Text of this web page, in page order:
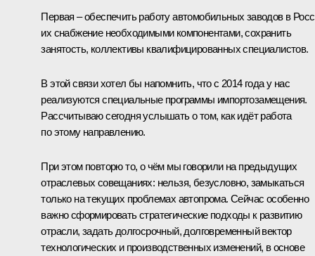
Первая – обеспечить работу автомобильных заводов в
их снабжение необходимыми компонентами, сохранить
занятость, коллективы квалифицированных специалистов.
В этой связи хотел бы напомнить, что с 2014 года у нас
реализуются специальные программы импортозамещения.
Рассчитываю сегодня услышать о том, как идёт работа
по этому направлению.
При этом повторю то, о чём мы говорили на предыдущих
отраслевых совещаниях: нельзя, безусловно, замыкаться
только на текущих проблемах автопрома. Сейчас особенно
важно сформировать стратегические подходы к развитию
отрасли, задать долгосрочный, долговременный вектор
технологических и производственных изменений, в основе